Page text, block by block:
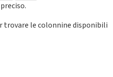
trovare le colonnine disponibili